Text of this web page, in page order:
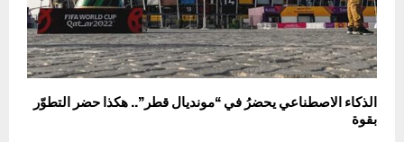
الذكاء الاصطناعي يحضرُ في “مونديال قطر”.. هكذا حضر التطوّر
بقوة